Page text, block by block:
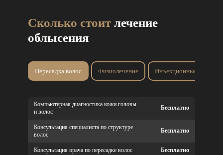
Сколько стоит лечение
облысения
Пересадка волос Физиолечение Инъекционные
Компьютерная диагностика кожи головы
и волос
Бесплатно
Консультация специалиста по структуре
волос
Бесплатно
Консультация врача по пересадке волос Бесплатно